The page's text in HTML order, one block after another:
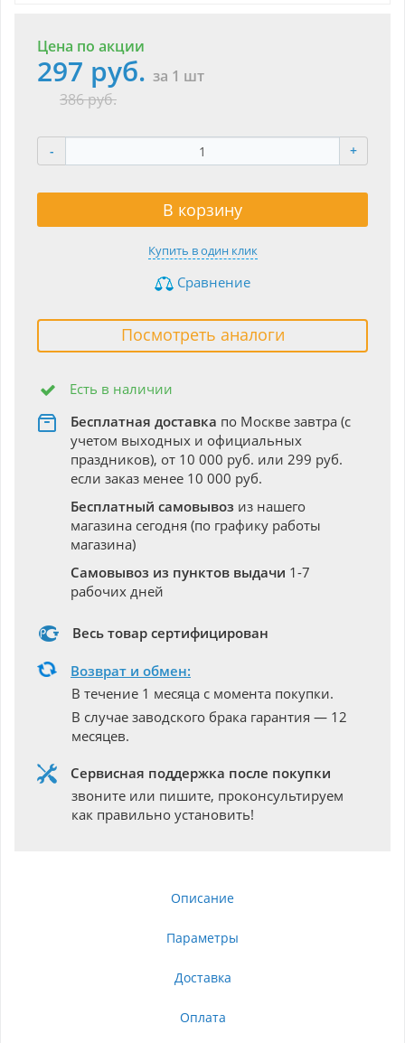
Цена по акции
297 руб. за 1 шт
386 руб.
- +
В корзину
Купить в один клик
Сравнение
Посмотреть аналоги
Есть в наличии
Бесплатная доставка по Москве завтра (с
учетом выходных и официальных
праздников), от 10 000 руб. или 299 руб.
если заказ менее 10 000 руб.
Бесплатный самовывоз из нашего
магазина сегодня (по графику работы
магазина)
Самовывоз из пунктов выдачи 1-7
рабочих дней
Весь товар сертифицирован
Возврат и обмен:
В течение 1 месяца с момента покупки.
В случае заводского брака гарантия — 12
месяцев.
Сервисная поддержка после покупки
звоните или пишите, проконсультируем
как правильно установить!
Описание
Параметры
Доставка
Оплата